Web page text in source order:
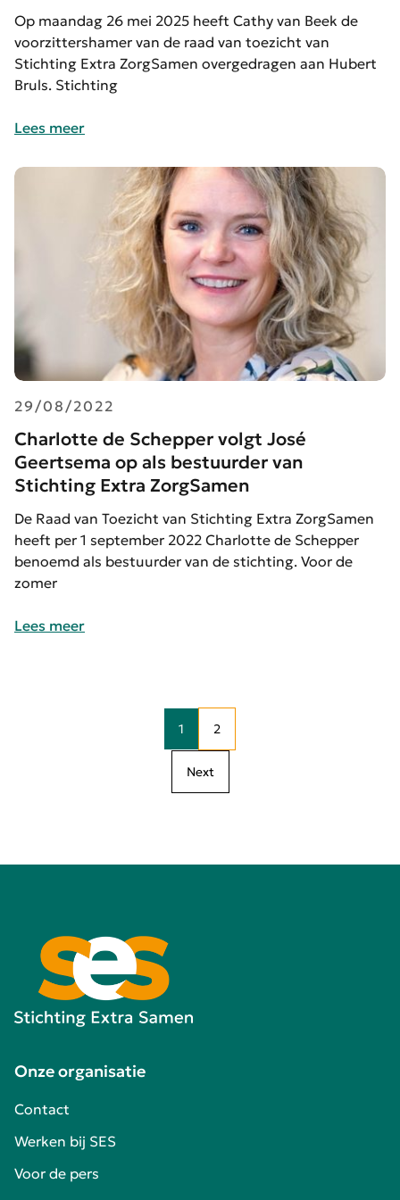
Op maandag 26 mei 2025 heeft Cathy van Beek de
voorzittershamer van de raad van toezicht van
Stichting Extra ZorgSamen overgedragen aan Hubert
Bruls. Stichting
Lees meer
29/08/2022
Charlotte de Schepper volgt José
Geertsema op als bestuurder van
Stichting Extra ZorgSamen
De Raad van Toezicht van Stichting Extra ZorgSamen
heeft per 1 september 2022 Charlotte de Schepper
benoemd als bestuurder van de stichting. Voor de
zomer
Lees meer
1 2
Next
Onze organisatie
Contact
Werken bij SES
Voor de pers